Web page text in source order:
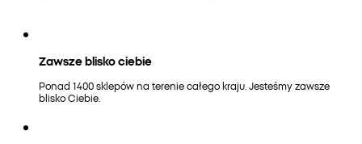
Zawsze blisko ciebie
Ponad 1400 sklepów na terenie całego kraju. Jesteśmy zawsze
blisko Ciebie.